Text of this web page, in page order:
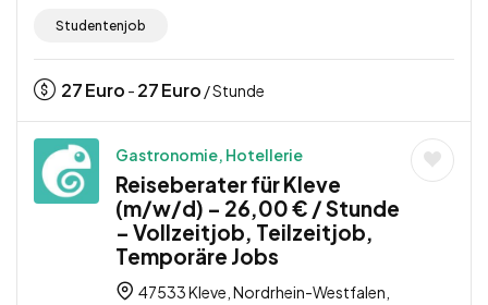
Studentenjob
27Euro - 27Euro / Stunde
Gastronomie, Hotellerie
Reiseberater für Kleve
(m/w/d) – 26,00 € / Stunde
– Vollzeitjob, Teilzeitjob,
Temporäre Jobs
47533 Kleve, Nordrhein-Westfalen,